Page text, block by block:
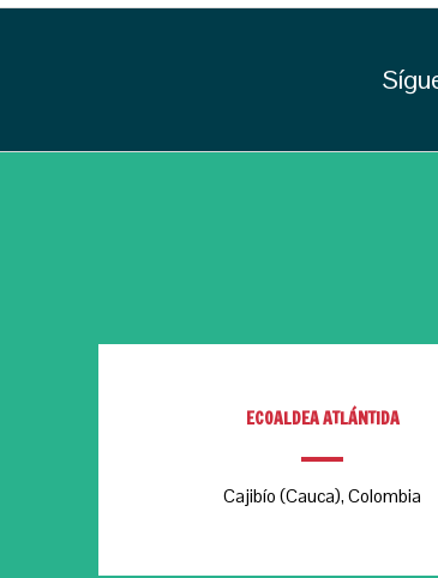
ECOALDEA ATLÁNTIDA
Cajibío (Cauca), Colombia